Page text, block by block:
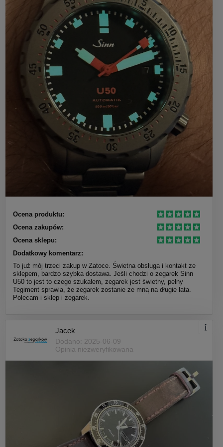
Ocena produktu:
Ocena zakupów:
Ocena sklepu:
Dodatkowy komentarz:
To już mój trzeci zakup w Zatoce. Świetna obsługa i kontakt ze
sklepem, bardzo szybka dostawa. Jeśli chodzi o zegarek Sinn
U50 to jest to czego szukałem, zegarek jest świetny, pełny
Tegiment sprawia, że zegarek zostanie ze mną na długie lata.
Polecam i sklep i zegarek.
Jacek
Dodano: 2025-06-09
Opinia niezweryfikowana